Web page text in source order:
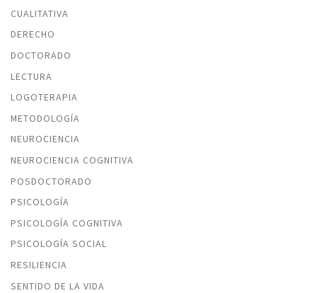
CUALITATIVA
DERECHO
DOCTORADO
LECTURA
LOGOTERAPIA
METODOLOGÍA
NEUROCIENCIA
NEUROCIENCIA COGNITIVA
POSDOCTORADO
PSICOLOGÍA
PSICOLOGÍA COGNITIVA
PSICOLOGÍA SOCIAL
RESILIENCIA
SENTIDO DE LA VIDA